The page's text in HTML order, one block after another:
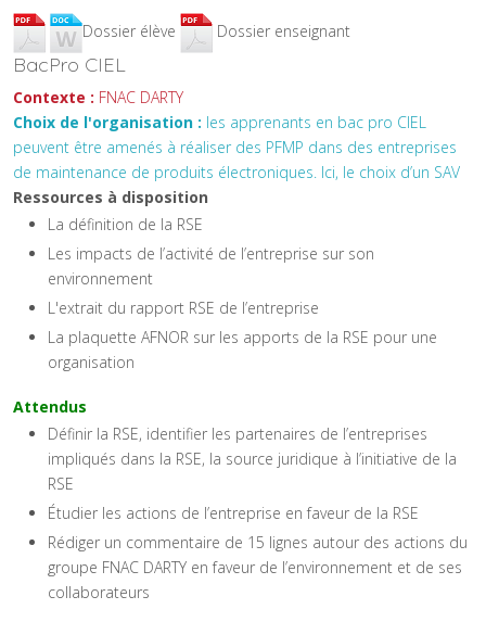
Dossier élève Dossier enseignant
BacPro CIEL
Contexte : FNAC DARTY
Choix de l'organisation : les apprenants en bac pro CIEL
peuvent être amenés à réaliser des PFMP dans des entreprises
de maintenance de produits électroniques. Ici, le choix d’un SAV
Ressources à disposition
La définition de la RSE
Les impacts de l’activité de l’entreprise sur son
environnement
L'extrait du rapport RSE de l’entreprise
La plaquette AFNOR sur les apports de la RSE pour une
organisation
Attendus
Définir la RSE, identifier les partenaires de l’entreprises
impliqués dans la RSE, la source juridique à l’initiative de la
RSE
Étudier les actions de l’entreprise en faveur de la RSE
Rédiger un commentaire de 15 lignes autour des actions du
groupe FNAC DARTY en faveur de l’environnement et de ses
collaborateurs